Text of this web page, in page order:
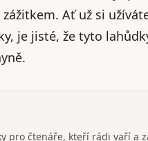
Ať už si
je jisté, že tyto
pro čtenáře, kteří rádi vaří a